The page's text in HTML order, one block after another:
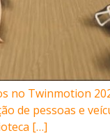
no Twinmotion
de pessoas e
[…]